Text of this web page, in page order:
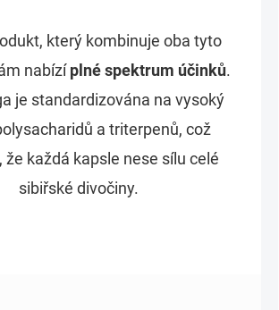
který kombinuje oba tyto
nabízíplné spektrum účinků.
je standardizována na vysoký
a triterpenů, což
že každá kapsle nese sílu celé
sibiřské divočiny.